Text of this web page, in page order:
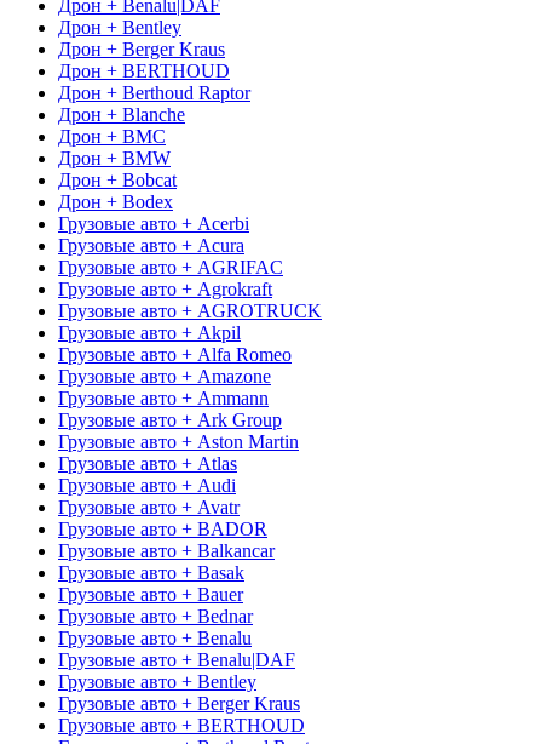
Дрон + Benalu|DAF
Дрон + Bentley
Дрон + Berger Kraus
Дрон + BERTHOUD
Дрон + Berthoud Raptor
Дрон + Blanche
Дрон + BMC
Дрон + BMW
Дрон + Bobcat
Дрон + Bodex
Грузовые авто + Acerbi
Грузовые авто + Acura
Грузовые авто + AGRIFAC
Грузовые авто + Agrokraft
Грузовые авто + AGROTRUCK
Грузовые авто + Akpil
Грузовые авто + Alfa Romeo
Грузовые авто + Amazone
Грузовые авто + Ammann
Грузовые авто + Ark Group
Грузовые авто + Aston Martin
Грузовые авто + Atlas
Грузовые авто + Audi
Грузовые авто + Avatr
Грузовые авто + BADOR
Грузовые авто + Balkancar
Грузовые авто + Basak
Грузовые авто + Bauer
Грузовые авто + Bednar
Грузовые авто + Benalu
Грузовые авто + Benalu|DAF
Грузовые авто + Bentley
Грузовые авто + Berger Kraus
Грузовые авто + BERTHOUD